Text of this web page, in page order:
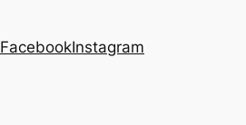
FacebookInstagram